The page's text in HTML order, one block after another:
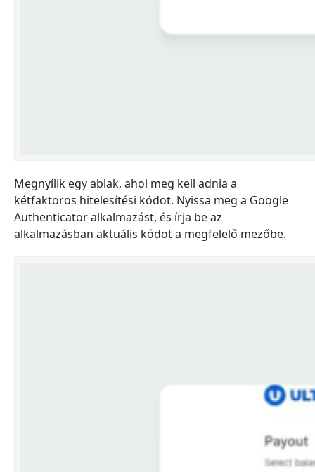
Megnyílik egy ablak, ahol meg kell adnia a
kétfaktoros hitelesítési kódot. Nyissa meg a Google
Authenticator alkalmazást, és írja be az
alkalmazásban aktuális kódot a megfelelő mezőbe.